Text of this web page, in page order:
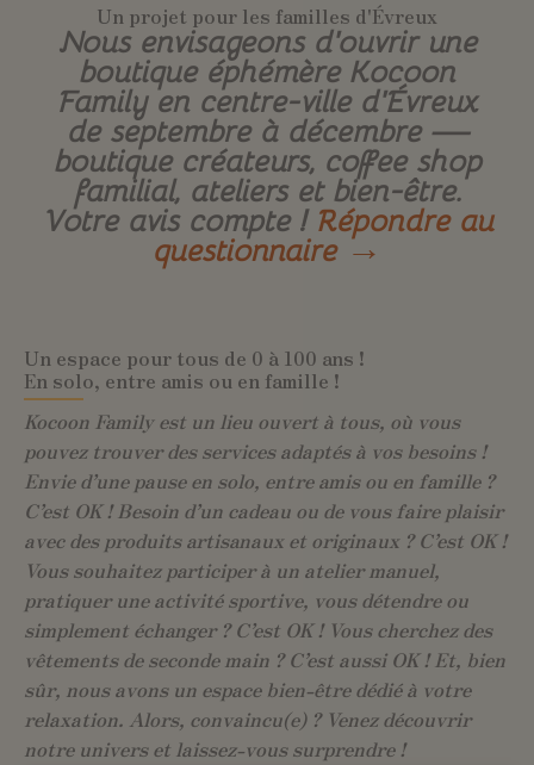
Un projet pour les familles d'Évreux
Nous envisageons d’ouvrir une
boutique éphémère Kocoon
Family en centre-ville d’Évreux
de septembre à décembre —
boutique créateurs, coffee shop
familial, ateliers et bien-être.
Votre avis compte !Répondre au
questionnaire →
Un espace pour tous de 0 à 100 ans !
En solo, entre amis ou en famille !
Kocoon Family est un lieu ouvert à tous, où vous
pouvez trouver des services adaptés à vos besoins !
Envie d’une pause en solo, entre amis ou en famille ?
C’est OK ! Besoin d’un cadeau ou de vous faire plaisir
avec des produits artisanaux et originaux ? C’est OK !
Vous souhaitez participer à un atelier manuel,
pratiquer une activité sportive, vous détendre ou
simplement échanger ? C’est OK ! Vous cherchez des
vêtements de seconde main ? C’est aussi OK ! Et, bien
sûr, nous avons un espace bien-être dédié à votre
relaxation. Alors, convaincu(e) ? Venez découvrir
notre univers et laissez-vous surprendre !